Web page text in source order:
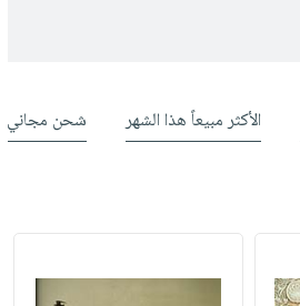
الأكثر مبيعاً هذا الشهر شحن مجاني